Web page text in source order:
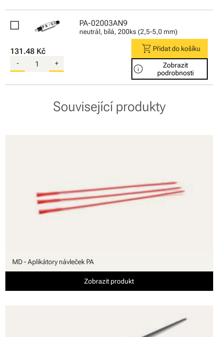
PA-02003AN9
neutrál, bílá, 200ks (2,5-5,0 mm)
131.48 Kč
- +
shopping_cart Přidat do košíku
info
Zobrazit
podrobnosti
Související produkty
MD - Aplikátory návleček PA
Zobrazit produkt